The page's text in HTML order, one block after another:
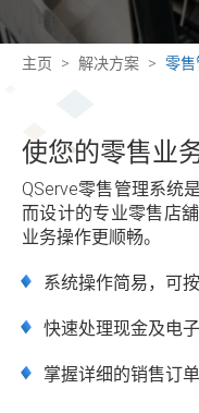
主页 解决方案 零
使您的零售业
QServe零售管理系统
而设计的专业零售店
业务操作更顺畅。
系统操作简易，可
快速处理现金及电
掌握详细的销售订